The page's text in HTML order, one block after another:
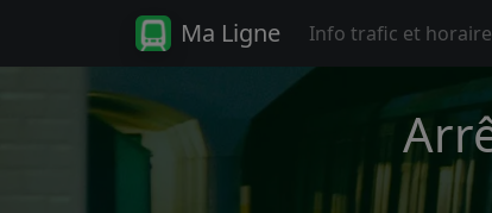
Ma Ligne Info trafic et